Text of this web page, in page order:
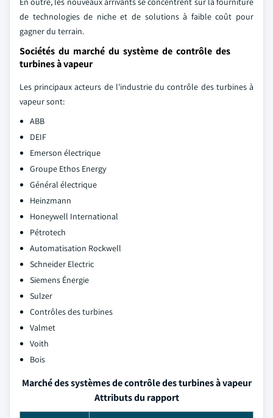
de technologies de niche et de solutions à faible coût pour
gagner du terrain.
Sociétés du marché du système de contrôle des
turbines à vapeur
Les principaux acteurs de l'industrie du contrôle des turbines à
vapeur sont:
ABB
DEIF
Emerson électrique
Groupe Ethos Energy
Général électrique
Heinzmann
Honeywell International
Pétrotech
Automatisation Rockwell
Schneider Electric
Siemens Énergie
Sulzer
Contrôles des turbines
Valmet
Voith
Bois
Marché des systèmes de contrôle des turbines à vapeur
Attributs du rapport